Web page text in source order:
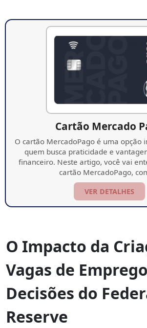
Cartão Mercado
O cartão MercadoPago é uma opção
quem busca praticidade e
financeiro. Neste artigo, você vai
cartão MercadoPago,
VER DETALHES
O Impacto da
Vagas de
Decisões do
Reserve